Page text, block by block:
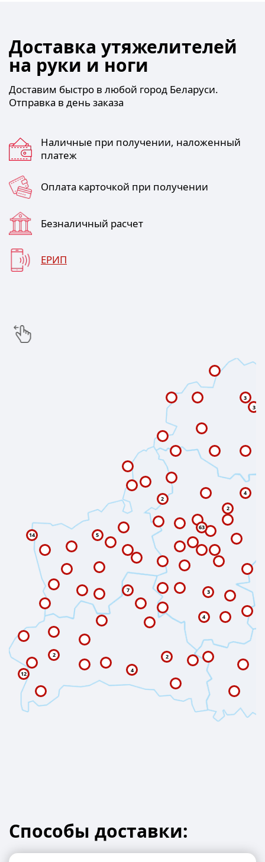
Доставка утяжелителей
на руки и ноги
Доставим быстро в любой город Беларуси.
Отправка в день заказа
Наличные при получении, наложенный
платеж
Оплата карточкой при получении
Безналичный расчет
ЕРИП
7
4
12
14
2
2
5
2
63
2
3
4
3
3
4
Способы доставки: